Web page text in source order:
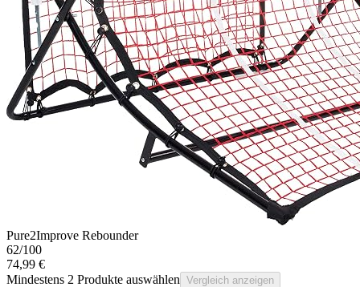
Pure2Improve Rebounder
62/100
74,99 €
Mindestens 2 Produkte auswählen Vergleich anzeigen